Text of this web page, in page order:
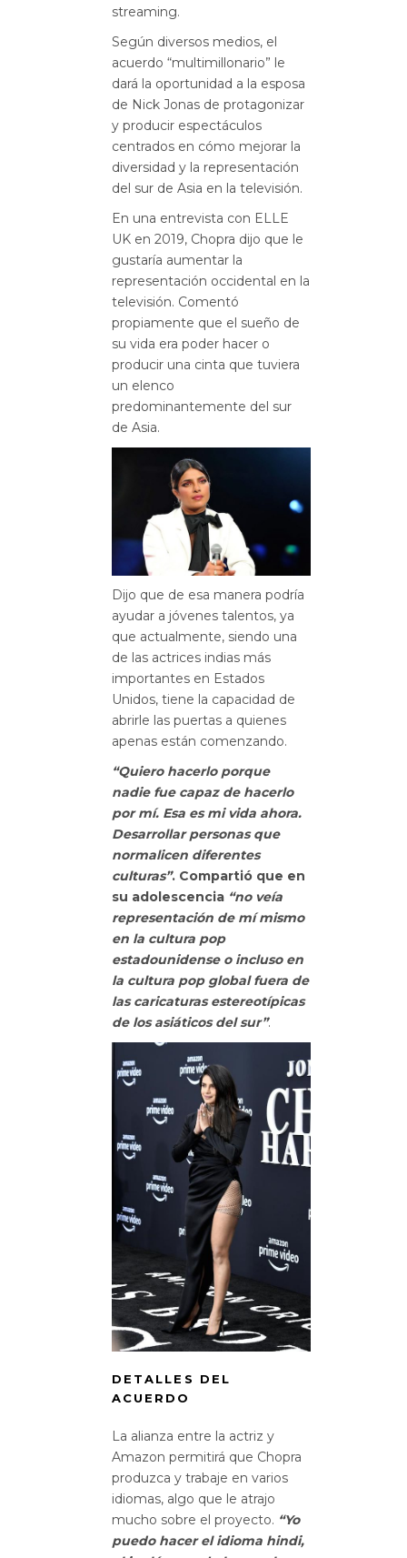
streaming.
Según diversos medios, el
acuerdo “multimillonario” le
dará la oportunidad a la esposa
de Nick Jonas de protagonizar
y producir espectáculos
centrados en cómo mejorar la
diversidad y la representación
del sur de Asia en la televisión.
En una entrevista con ELLE
UK en 2019, Chopra dijo que le
gustaría aumentar la
representación occidental en la
televisión. Comentó
propiamente que el sueño de
su vida era poder hacer o
producir una cinta que tuviera
un elenco
predominantemente del sur
de Asia.
Dijo que de esa manera podría
ayudar a jóvenes talentos, ya
que actualmente, siendo una
de las actrices indias más
importantes en Estados
Unidos, tiene la capacidad de
abrirle las puertas a quienes
apenas están comenzando.
“Quiero hacerlo porque
nadie fue capaz de hacerlo
por mí. Esa es mi vida ahora.
Desarrollar personas que
normalicen diferentes
culturas”. Compartió que en
su adolescencia “no veía
representación de mí mismo
en la cultura pop
estadounidense o incluso en
la cultura pop global fuera de
las caricaturasestereotípicas
de los asiáticos del sur”.
DETALLES DEL
ACUERDO
La alianza entre la actriz y
Amazon permitirá que Chopra
produzca y trabaje en varios
idiomas, algo que le atrajo
mucho sobre el proyecto. “Yo
puedo hacer el idioma hindi,